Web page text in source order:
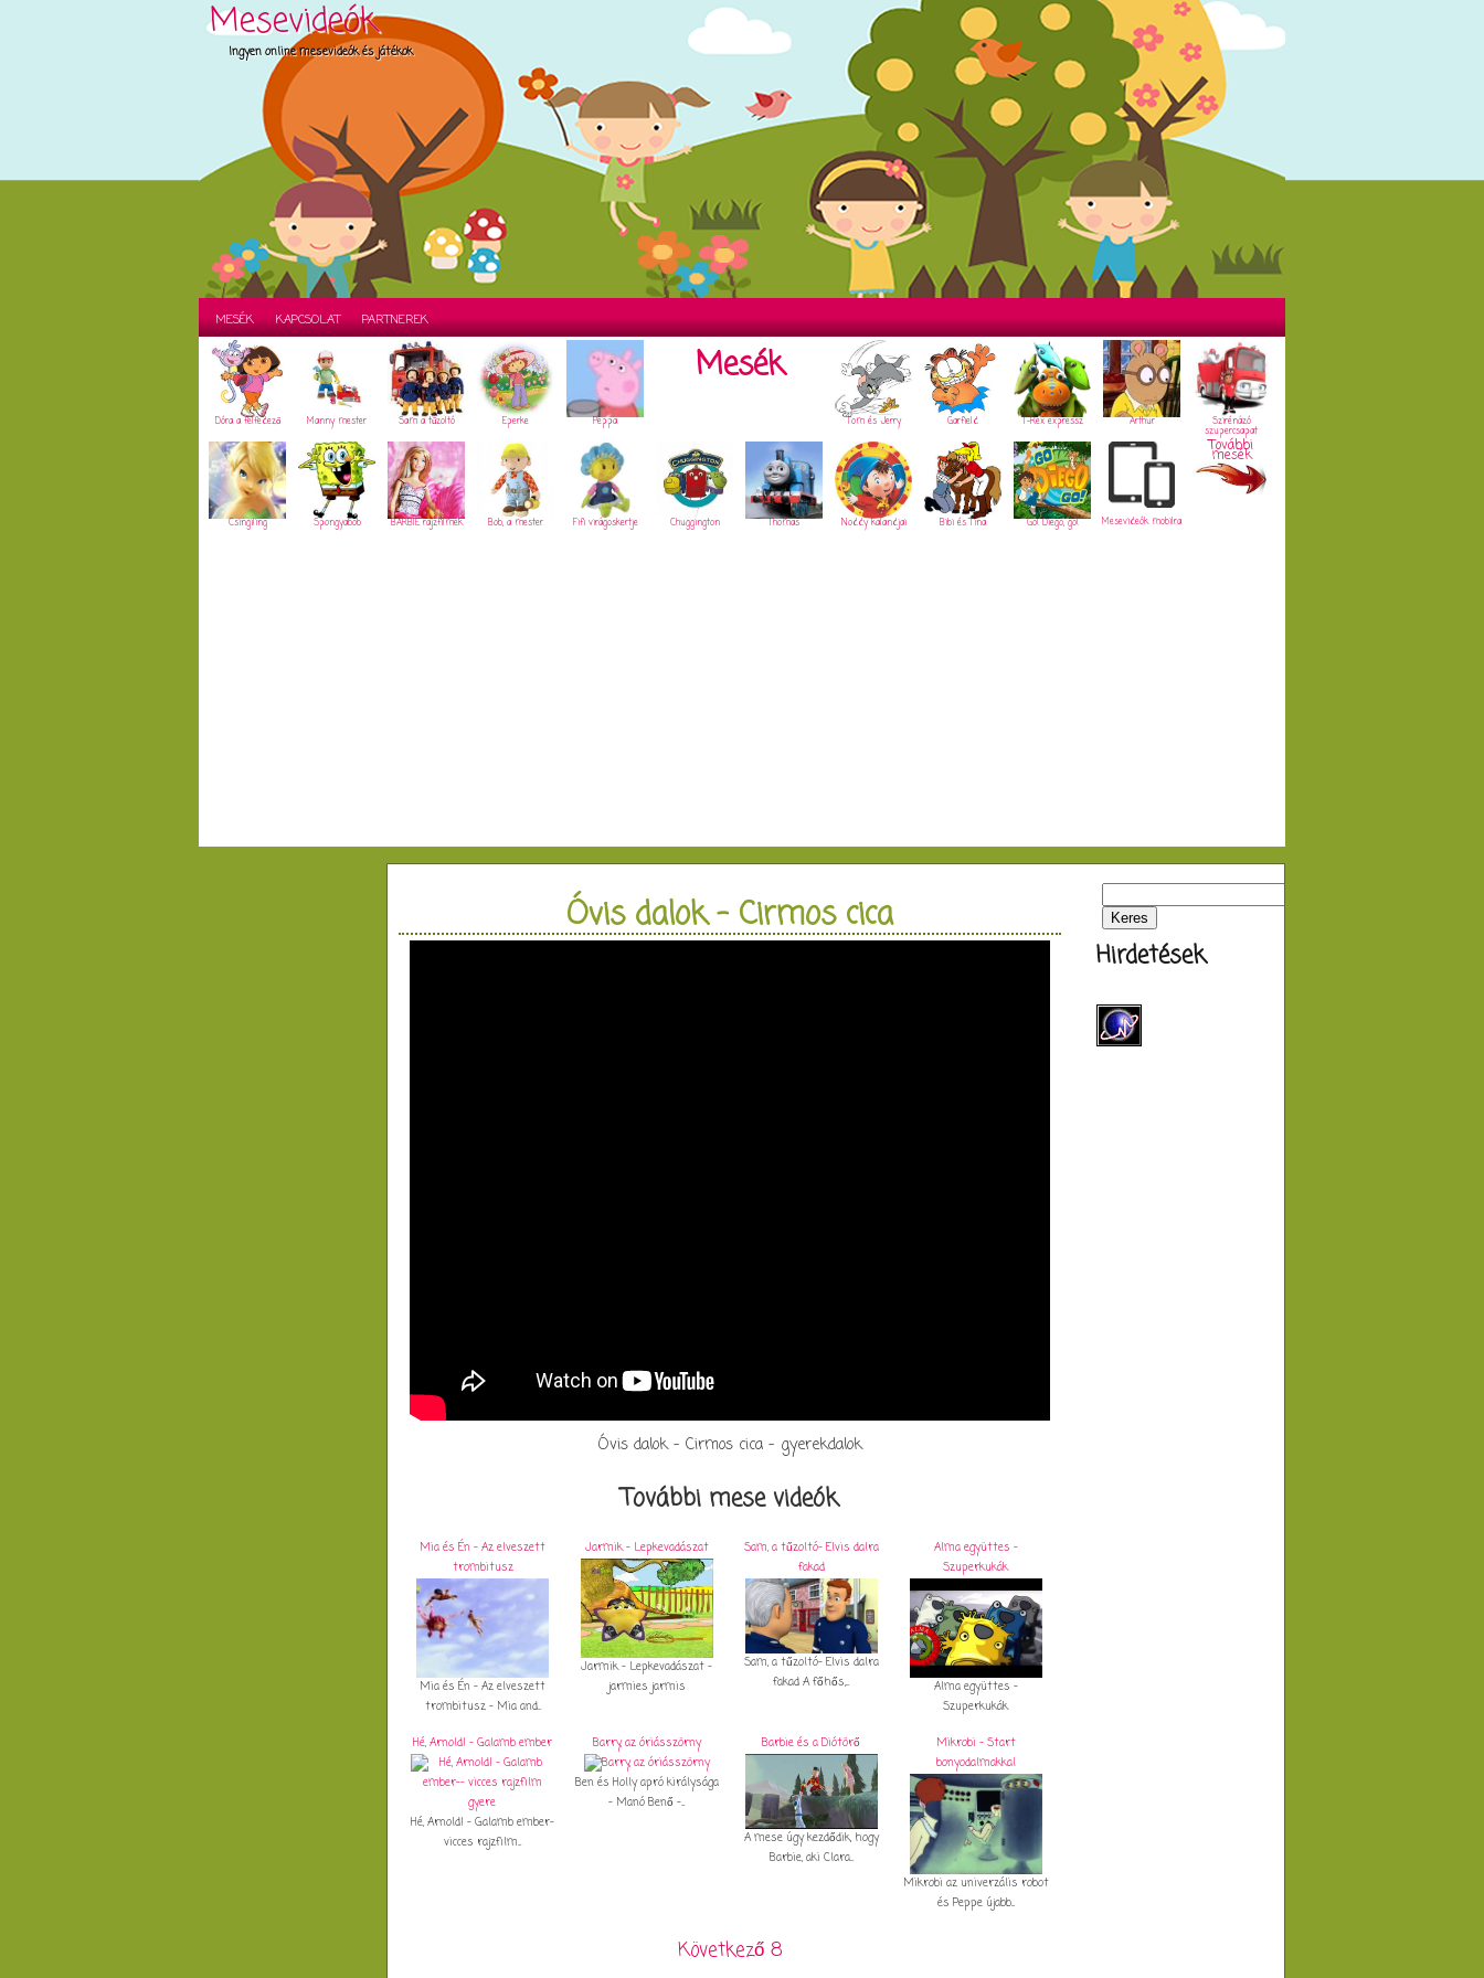
Mesevideók
Ingyen online mesevideók és játékok
MESÉK KAPCSOLAT PARTNEREK
Dóra a felfedező Manny mester Sam a tűzoltó Eperke Peppa
Mesék
Tom és Jerry Garfield T-Rex expressz Arthur Szirénázó
szupercsapat
Csingiling Spongyabob BARBIE rajzfilmek Bob, a mester Fifi virágoskertje Chuggington Thomas Noddy kalandjai Bibi és Tina Go! Diego, go! Mesevideók mobilra
További
mesék
Óvis dalok - Cirmos cica
Óvis dalok - Cirmos cica - gyerekdalok
További mese videók
Mia és Én - Az elveszett
trombitusz
Mia és Én - Az elveszett
trombitusz - Mia and...
Jarmik - Lepkevadászat
Jarmik - Lepkevadászat -
jarmies jarmis
Sam, a tűzoltó- Elvis dalra
fakad
Sam, a tűzoltó- Elvis dalra
fakad A főhős,...
Alma együttes -
Szuperkukák
Alma együttes -
Szuperkukák
Hé, Arnold! - Galamb ember
Hé, Arnold! - Galamb ember-
vicces rajzfilm...
Barry, az óriásszörny
Ben és Holly apró királysága
- Manó Benő -...
Barbie és a Diótörő
A mese úgy kezdődik, hogy
Barbie, aki Clara...
Mikrobi - Start
bonyodalmakkal
Mikrobi az univerzális robot
és Peppe újabb...
Következő 8
Hirdetések